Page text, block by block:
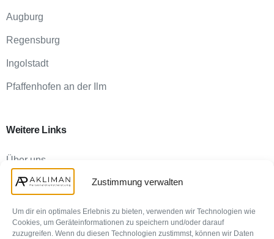
Zustimmung verwalten
Um dir ein optimales Erlebnis zu bieten, verwenden wir Technologien wie
Cookies, um Geräteinformationen zu speichern und/oder darauf
zuzugreifen. Wenn du diesen Technologien zustimmst, können wir Daten
Augburg
Regensburg
Ingolstadt
Pfaffenhofen an der Ilm
Weitere Links
Über uns
FAQ für Unternehmen
Kontakt
Karriere und Bewerber